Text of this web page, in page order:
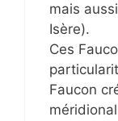
mais
Isère).
Ces
Faucon